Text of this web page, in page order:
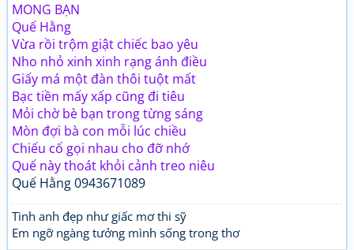
MONG BẠN
Quế Hằng
Vừa rồi trộm giật chiếc bao yêu
Nho nhỏ xinh xinh rạng ánh điều
Giấy má một đàn thôi tuột mất
Bạc tiền mấy xấp cũng đi tiêu
Mỏi chờ bè bạn trong từng sáng
Mòn đợi bà con mỗi lúc chiều
Chiếu cố gọi nhau cho đỡ nhớ
Quế này thoát khỏi cảnh treo niêu
Quế Hằng 0943671089
Tình anh đẹp như giấc mơ thi sỹ
Em ngỡ ngàng tưởng mình sống trong thơ